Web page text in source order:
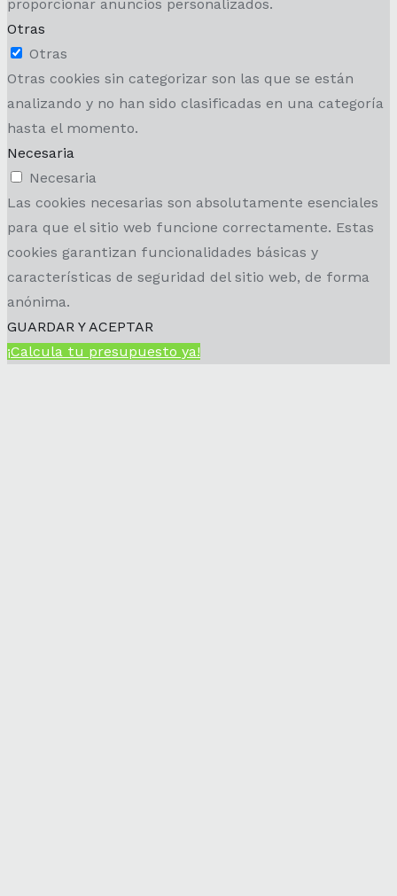
proporcionar anuncios personalizados.
Otras
Otras
Otras cookies sin categorizar son las que se están
analizando y no han sido clasificadas en una categoría
hasta el momento.
Necesaria
Necesaria
Las cookies necesarias son absolutamente esenciales
para que el sitio web funcione correctamente. Estas
cookies garantizan funcionalidades básicas y
características de seguridad del sitio web, de forma
anónima.
GUARDAR Y ACEPTAR
¡Calcula tu presupuesto ya!